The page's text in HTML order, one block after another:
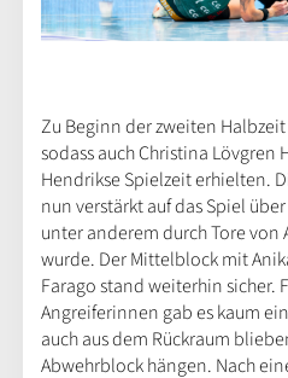
Zu Beginn der zweiten
sodass auch Christina Lövgren
Hendrikse Spielzeit erhielten.
nun verstärkt auf das Spiel
unter anderem durch Tore von
wurde. Der Mittelblock mit
Farago stand weiterhin sicher.
Angreiferinnen gab es kaum
auch aus dem Rückraum
Abwehrblock hängen. Nach